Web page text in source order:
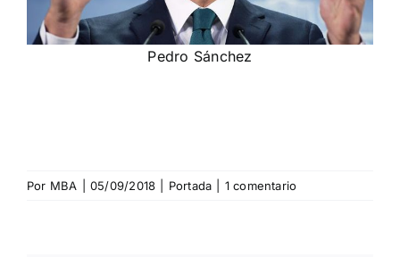
Pedro Sánchez
Por MBA 05/09/2018 Portada 1 comentario